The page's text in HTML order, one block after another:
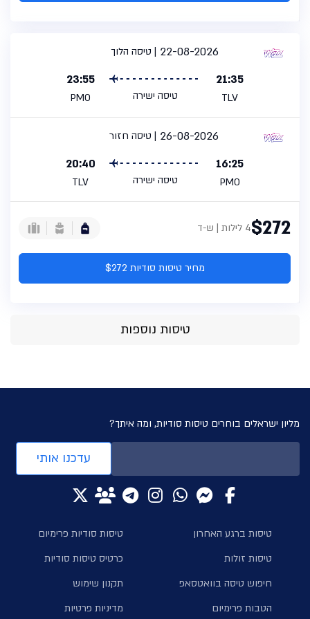
טיסה הלוך
22-08-2026
21:35
TLV טיסה ישירה
23:55
PMO
טיסה חזור
26-08-2026
16:25
PMO טיסה ישירה
20:40
TLV
$2724 לילות | ש-ד
מחיר טיסות סודיות $272
טיסות נוספות
טיסות ברגע האחרון
טיסות זולות
חיפוש טיסה בוואטסאפ
הטבות פרימיום
טיסות סודיות פרימיום
כרטיס טיסות סודיות
תקנון שימוש
מדיניות פרטיות
מליון ישראלים בוחרים טיסות סודיות, ומה איתך?
עדכנו אותי